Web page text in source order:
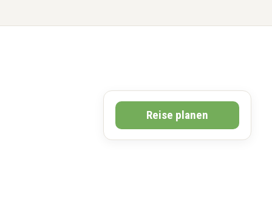
Reise planen